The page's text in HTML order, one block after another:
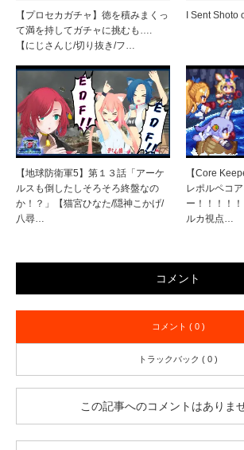
【プロセカガチャ】徳を積みまくっ
て満を持してガチャに挑むも….
【にじさんじ/切り抜き/フ…
I Sent
【地球防衛軍5】第１３話「アーケ
ルスも倒したしそろそろ終盤なの
か！？」【猫宮ひなた/隠神こかげ/
八尋…
【Core
レポルペコ
ー！！！！
ルカ視点…
コメント
コメント ( 0 )
トラックバック ( 0 )
この記事へのコメントはありませ